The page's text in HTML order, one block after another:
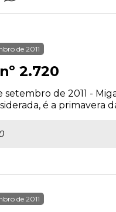
de 2011
2.720
de 2011 -
é a primavera
de 2011